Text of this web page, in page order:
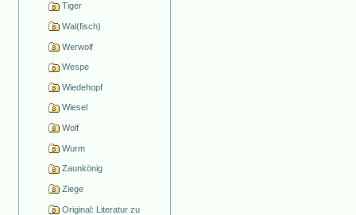
Tiger
Wal(fisch)
Werwolf
Wespe
Wiedehopf
Wiesel
Wolf
Wurm
Zaunkönig
Ziege
Original: Literatur zu